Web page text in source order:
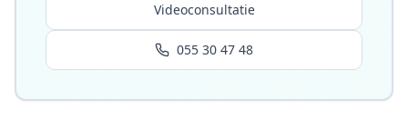
Videoconsultatie
055 30 47 48